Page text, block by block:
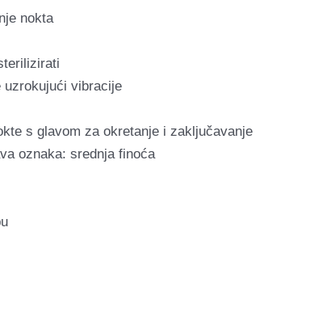
nokta
uzrokujući vibracije
s glavom za okretanje i zaključavanje
oznaka: srednja finoća